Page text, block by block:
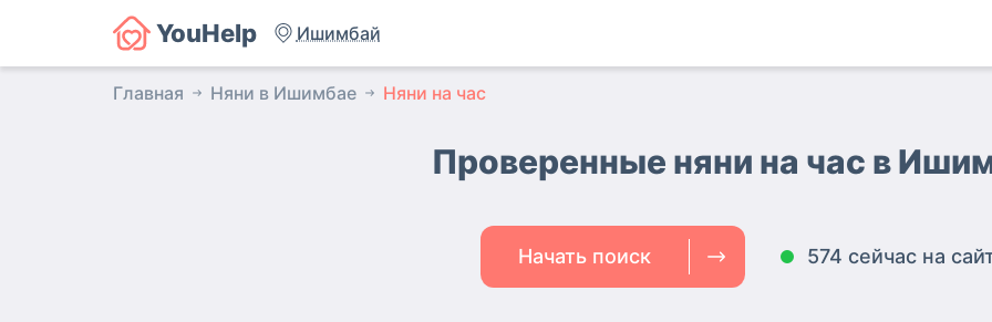
YouHelp Ишимбай
Главная Няни в Ишимбае Няни на час
Проверенные няни на час в
Начать поиск 574 сейчас на